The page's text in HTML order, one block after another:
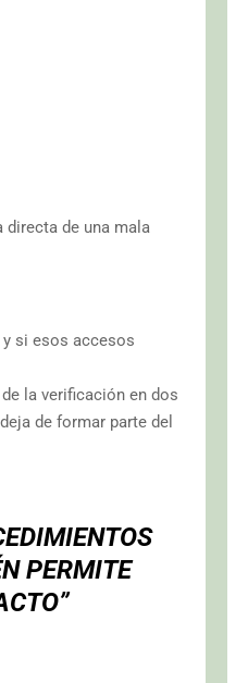
de una mala
si esos accesos
la verificación en dos
de formar parte del
PERMITE